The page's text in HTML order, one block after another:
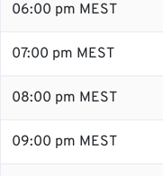
06:00 pm MEST
07:00 pm MEST
08:00 pm MEST
09:00 pm MEST